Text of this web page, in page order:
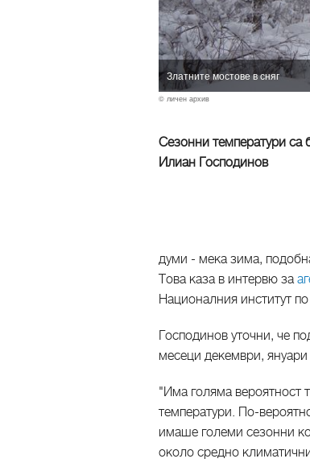
Златните мостове в сняг
© личен архив
Сезонни температури
Илиан Господинов
думи - мека зима,
Това каза в интервю за
Националния институт
Господинов уточни, че
месеци декември,
"Има голяма вероятност
температури. По-
имаше големи сезонни
около средно